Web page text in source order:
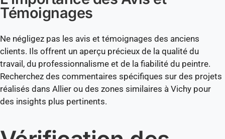
Témoignages
Ne négligez pas les avis et témoignages des anciens
clients. Ils offrent un aperçu précieux de la qualité du
travail, du professionnalisme et de la fiabilité du peintre.
Recherchez des commentaires spécifiques sur des projets
réalisés dans Allier ou des zones similaires à Vichy pour
des insights plus pertinents.